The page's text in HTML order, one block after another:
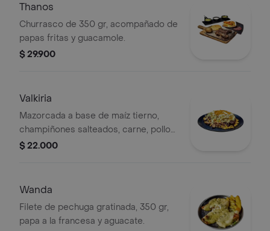
Thanos
Churrasco de 350 gr, acompañado de
papas fritas y guacamole.
$ 29.900
Valkiria
Mazorcada a base de maíz tierno,
champiñones salteados, carne, pollo
en salsa tártara y papa chip.
$ 22.000
Wanda
Filete de pechuga gratinada, 350 gr,
papa a la francesa y aguacate.